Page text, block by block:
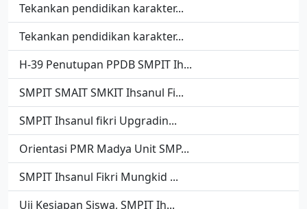
Tekankan pendidikan karakter...
Tekankan pendidikan karakter...
H-39 Penutupan PPDB SMPIT Ih...
SMPIT SMAIT SMKIT Ihsanul Fi...
SMPIT Ihsanul fikri Upgradin...
Orientasi PMR Madya Unit SMP...
SMPIT Ihsanul Fikri Mungkid ...
Uji Kesiapan Siswa, SMPIT Ih...